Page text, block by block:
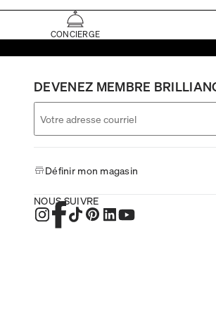
CONCIERGE
DEVENEZ MEMBRE
Définir mon magasin
NOUS SUIVRE